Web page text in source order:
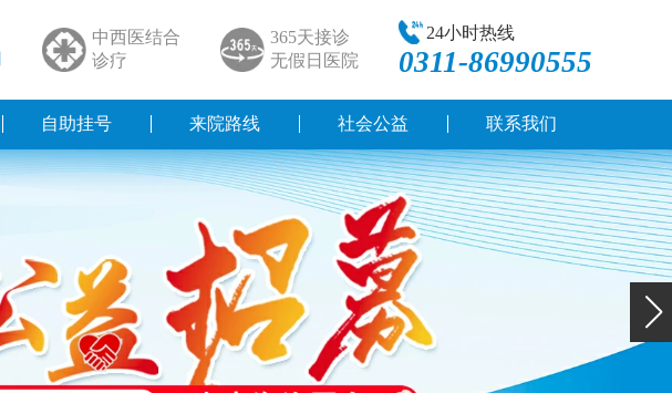
中西医结合
诊疗
365天接诊
无假日医院
24小时热线
0311-86990555
自助挂号 来院路线 社会公益 联系我们